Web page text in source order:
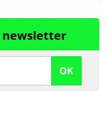
newsletter
OK